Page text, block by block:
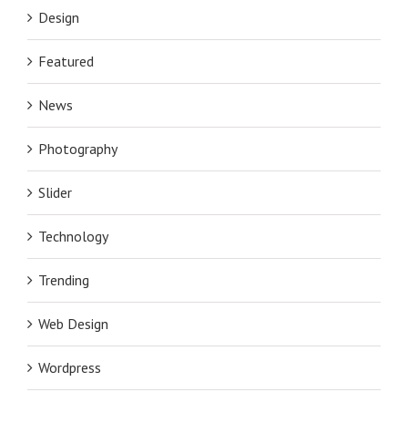
Design
Featured
News
Photography
Slider
Technology
Trending
Web Design
Wordpress